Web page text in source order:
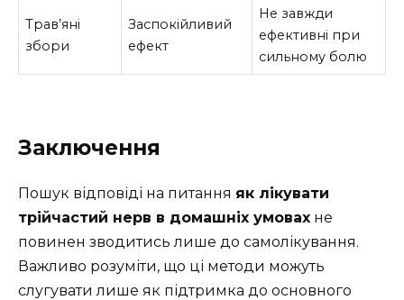
Трав’яні
збори
Заспокійливий
ефект
Не завжди
ефективні при
сильному болю
Заключення
Пошук відповіді на питання як лікувати
трійчастий нерв в домашніх умовах не
повинен зводитись лише до самолікування.
Важливо розуміти, що ці методи можуть
слугувати лише як підтримка до основного